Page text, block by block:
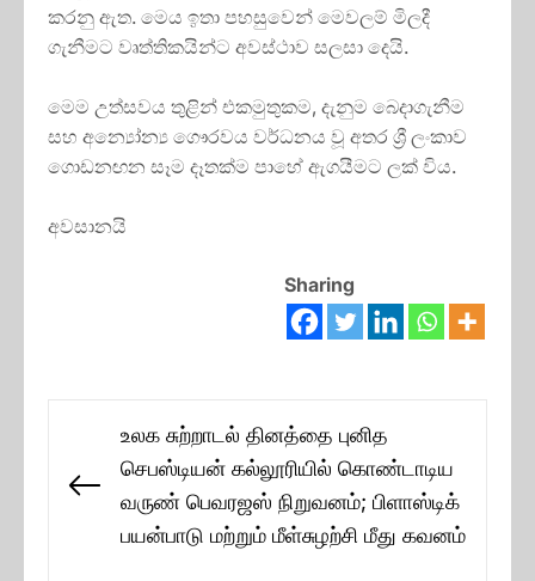
කරනු ඇත. මෙය ඉතා පහසුවෙන් මෙවලම් මිලදී
ගැනීමට වෘත්තිකයින්ට අවස්ථාව සලසා දෙයි.
මෙම උත්සවය තුළින් එකමුතුකම, දැනුම බෙදාගැනීම
සහ අන්‍යෝන්‍ය ගෞරවය වර්ධනය වූ අතර ශ්‍රී ලංකාව
ගොඩනඟන සෑම දෑතක්ම පාහේ ඇගයීමට ලක් විය.
අවසානයි
Sharing
navigation
Previous
உலக சுற்றாடல் தினத்தை புனித
செபஸ்டியன் கல்லூரியில் கொண்டாடிய
வருண் பெவரஜஸ் நிறுவனம்; பிளாஸ்டிக்
பயன்பாடு மற்றும் மீள்சுழற்சி மீது கவனம்